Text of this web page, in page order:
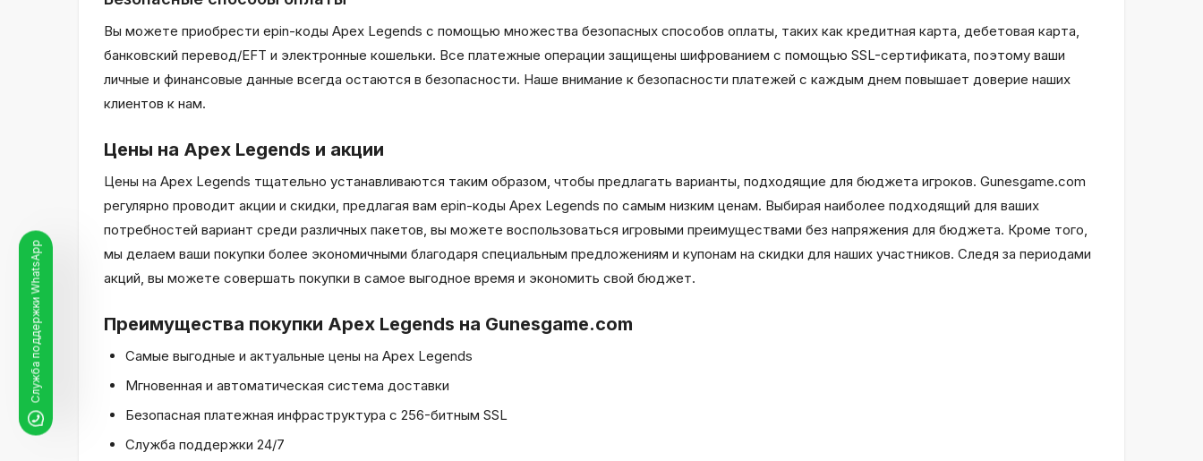
Вы можете приобрести epin-коды Apex Legends с помощью множества безопасных способов оплаты, таких как кредитная карта, дебетовая карта,
банковский перевод/EFT и электронные кошельки. Все платежные операции защищены шифрованием с помощью SSL-сертификата, поэтому ваши
личные и финансовые данные всегда остаются в безопасности. Наше внимание к безопасности платежей с каждым днем повышает доверие наших
клиентов к нам.
Цены на Apex Legends и акции
Цены на Apex Legends тщательно устанавливаются таким образом, чтобы предлагать варианты, подходящие для бюджета игроков. Gunesgame.com
регулярно проводит акции и скидки, предлагая вам epin-коды Apex Legends по самым низким ценам. Выбирая наиболее подходящий для ваших
потребностей вариант среди различных пакетов, вы можете воспользоваться игровыми преимуществами без напряжения для бюджета. Кроме того,
мы делаем ваши покупки более экономичными благодаря специальным предложениям и купонам на скидки для наших участников. Следя за периодами
акций, вы можете совершать покупки в самое выгодное время и экономить свой бюджет.
Преимущества покупки Apex Legends на Gunesgame.com
Самые выгодные и актуальные цены на Apex Legends
Мгновенная и автоматическая система доставки
Безопасная платежная инфраструктура с 256-битным SSL
Служба поддержки 24/7
Служба поддержки WhatsApp